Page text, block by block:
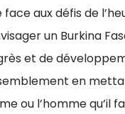
face aux défis de
un Burkina
et de
en
ou l’homme qu’il